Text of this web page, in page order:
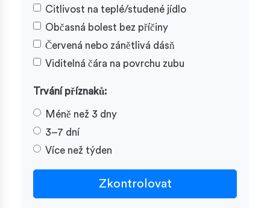
Citlivost na teplé/studené jídlo
Občasná bolest bez příčiny
Červená nebo zánětlivá dásň
Viditelná čára na povrchu zubu
Trvání příznaků:
Méně než 3 dny
3–7 dní
Více než týden
Zkontrolovat